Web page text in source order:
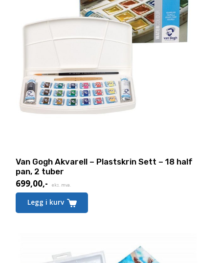
Van Gogh Akvarell – Plastskrin Sett – 18 half
pan, 2 tuber
699,00,- eks. mva.
Legg i kurv